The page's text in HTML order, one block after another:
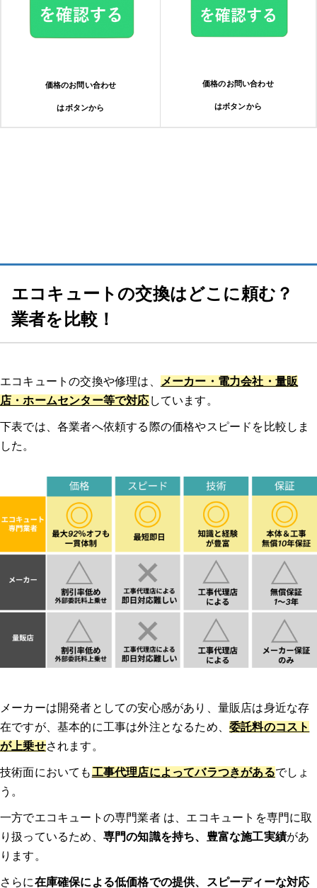
ダイキン（DAIKIN）
エコキュートを交換するサインやタイミング
2.ヒアリング・日程調整
3.現地調査
4.見積もり・契約
5.交換・修理
6.動作確認・支払い
エコキュート交換のよくある質問
Q1: エコキュートの交換にかかる費用はどれくらいですか？
Q2: エコキュートの交換にはどれくらいの時間がかかりますか？
Q3: エコキュートの交換時に注意すべきポイントは何ですか？
Q5: エコキュートの交換後にすぐ使えるようになりますか？
【エコキュートのトラブル】みんなの体験談
の供給が困難なため、後継機に交換した。｜エコキュート マンション
因を教えてください。
価格のお問い合わせ
はボタンから
価格のお問い合わせ
はボタンから
エコキュートの交換はどこに頼む？
業者を比較！
エコキュートの交換や修理は、
メーカー・電力会社・量販
店・ホームセンター等で対応 しています。
下表では、各業者へ依頼する際の価格やスピードを比較しま
した。
メーカーは開発者としての安心感があり、量販店は身近な存
在ですが、基本的に工事は外注となるため、 委託料のコスト
が上乗せされます。
技術面においても工事代理店によってバラつきがあるでしょ
う。
一方でエコキュートの専門業者 は、エコキュートを専門に取
り扱っているため、 専門の知識を持ち、豊富な施工実績があ
ります。
さらに在庫確保による低価格での提供、スピーディーな対応